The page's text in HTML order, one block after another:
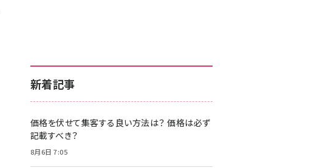
z世代 (1622)
meo (1275)
新着記事
価格を伏せて集客する良い方法は？ 価格は必ず
記載すべき？
8月6日 7:05